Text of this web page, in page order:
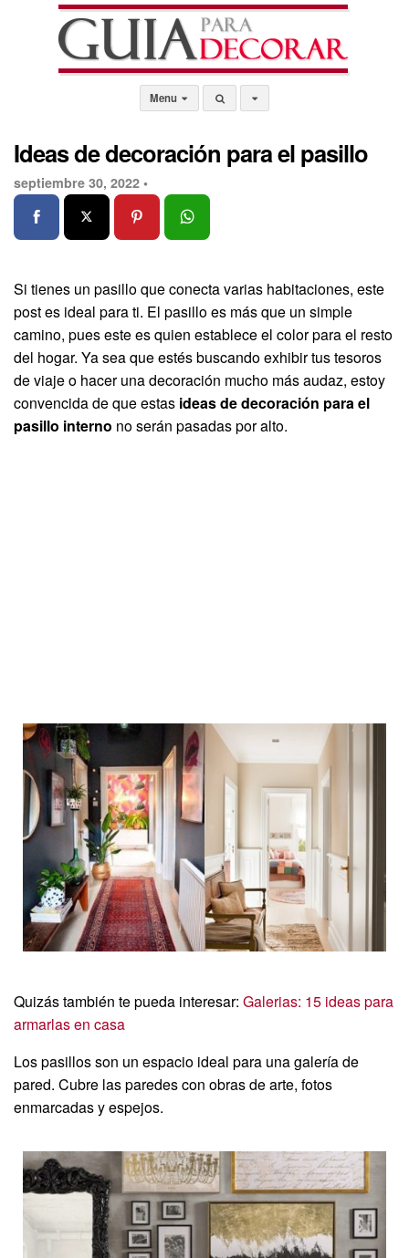
Menu
Ideas de decoración para el pasillo
septiembre 30, 2022 •
Si tienes un pasillo que conecta varias habitaciones, este
post es ideal para ti. El pasillo es más que un simple
camino, pues este es quien establece el color para el resto
del hogar. Ya sea que estés buscando exhibir tus tesoros
de viaje o hacer una decoración mucho más audaz, estoy
convencida de que estas ideas de decoración para el
pasillo interno no serán pasadas por alto.
Quizás también te pueda interesar: Galerias: 15 ideas para
armarlas en casa
Los pasillos son un espacio ideal para una galería de
pared. Cubre las paredes con obras de arte, fotos
enmarcadas y espejos.